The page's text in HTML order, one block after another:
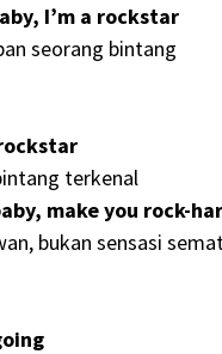
I’m a rockstar
seorang bintang
terkenal
make you rock-
bukan sensasi